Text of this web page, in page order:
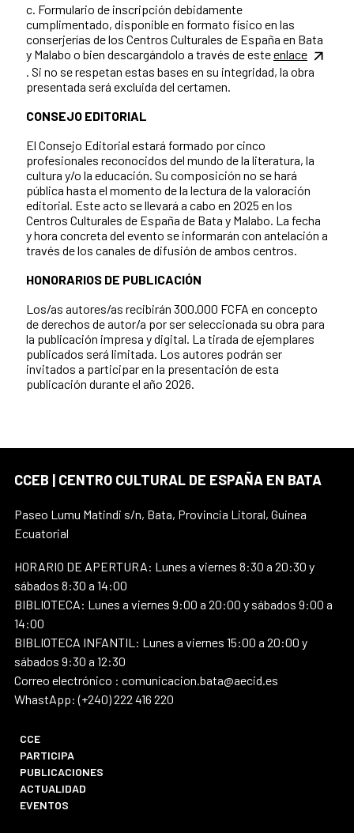
c. Formulario de inscripción debidamente
cumplimentado, disponible en formato físico en las
conserjerías de los Centros Culturales de España en Bata
y Malabo o bien descargándolo a través de esteenlace
. Si no se respetan estas bases en su integridad, la obra
presentada será excluida del certamen.
CONSEJO EDITORIAL
El Consejo Editorial estará formado por cinco
profesionales reconocidos del mundo de la literatura, la
cultura y/o la educación. Su composición no se hará
pública hasta el momento de la lectura de la valoración
editorial. Este acto se llevará a cabo en 2025 en los
Centros Culturales de España de Bata y Malabo. La fecha
y hora concreta del evento se informarán con antelación a
través de los canales de difusión de ambos centros.
HONORARIOS DE PUBLICACIÓN
Los/as autores/as recibirán 300.000 FCFA en concepto
de derechos de autor/a por ser seleccionada su obra para
la publicación impresa y digital. La tirada de ejemplares
publicados será limitada. Los autores podrán ser
invitados a participar en la presentación de esta
publicación durante el año 2026.
CCEB | CENTRO CULTURAL DE ESPAÑA EN BATA
Paseo Lumu Matindi s/n, Bata, Provincia Litoral, Guinea
Ecuatorial
HORARIO DE APERTURA: Lunes a viernes 8:30 a 20:30 y
sábados 8:30 a 14:00
BIBLIOTECA: Lunes a viernes 9:00 a 20:00 y sábados 9:00 a
14:00
BIBLIOTECA INFANTIL: Lunes a viernes 15:00 a 20:00 y
sábados 9:30 a 12:30
Correo electrónico : comunicacion.bata@aecid.es
WhastApp: (+240) 222 416 220
CCE
PARTICIPA
PUBLICACIONES
ACTUALIDAD
EVENTOS